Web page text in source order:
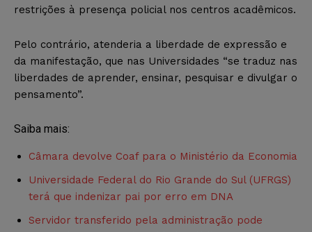
restrições à presença policial nos centros acadêmicos.
Pelo contrário, atenderia a liberdade de expressão e
da manifestação, que nas Universidades “se traduz nas
liberdades de aprender, ensinar, pesquisar e divulgar o
pensamento”.
Saiba mais:
Câmara devolve Coaf para o Ministério da Economia
Universidade Federal do Rio Grande do Sul (UFRGS)
terá que indenizar pai por erro em DNA
Servidor transferido pela administração pode